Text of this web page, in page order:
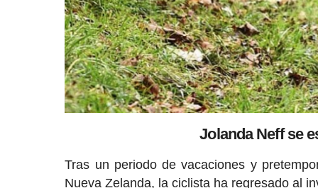
Jolanda Neff se
Tras un periodo de vacaciones y
Nueva Zelanda, la ciclista ha regresado al